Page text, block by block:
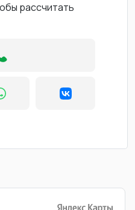
рассчитать